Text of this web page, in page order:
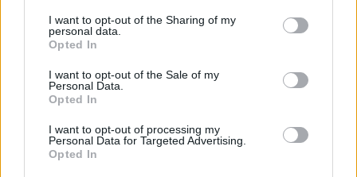
I want to opt-out of the Sharing of my
personal data.
Opted In
I want to opt-out of the Sale of my
Personal Data.
Opted In
I want to opt-out of processing my
Personal Data for Targeted Advertising.
Opted In
εφέτος
πλοία στα λιμάνια
ΟΙΚΟΝΟΜΊΑ
Ούρσουλα φον ντερ